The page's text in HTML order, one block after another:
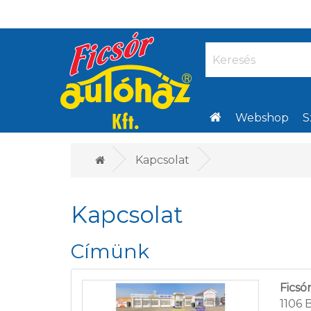
Webshop
Kapcsolat
Kapcsolat
Címünk
1106